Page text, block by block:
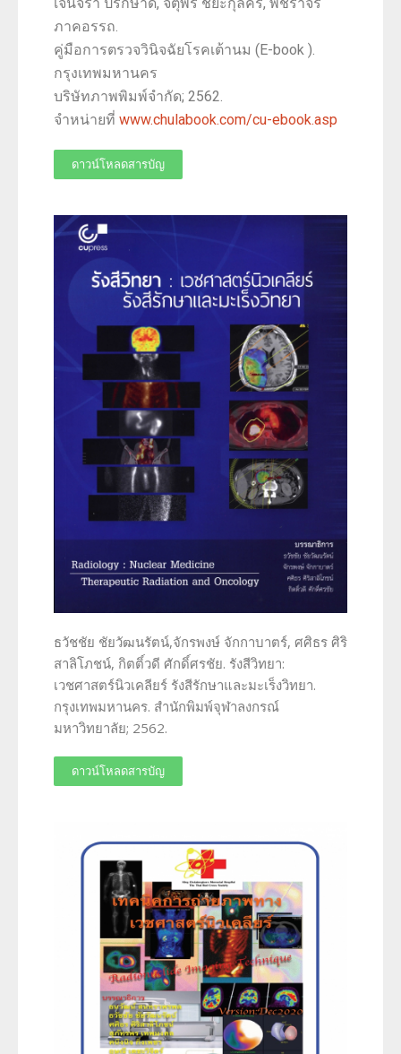
ภาคอรรถ.
คู่มือการตรวจวินิจฉัยโรคเต้านม (E-book ).
กรุงเทพมหานคร
บริษัทภาพพิมพ์จำกัด; 2562.
จำหน่ายที่ www.chulabook.com/cu-ebook.asp
ดาวน์โหลดสารบัญ
ธวัชชัย ชัยวัฒนรัตน์,จักรพงษ์ จักกาบาตร์, ศศิธร ศิริ
สาลิโภชน์, กิตติ์วดี ศักดิ์ศรชัย. รังสีวิทยา:
เวชศาสตร์นิวเคลียร์ รังสีรักษาและมะเร็งวิทยา.
กรุงเทพมหานคร. สำนักพิมพ์จุฬาลงกรณ์
มหาวิทยาลัย; 2562.
ดาวน์โหลดสารบัญ